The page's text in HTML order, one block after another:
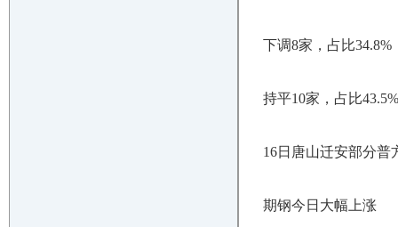
下调8家，占比34.8%
持平10家，占比
16日唐山迁安部分普
期钢今日大幅上涨